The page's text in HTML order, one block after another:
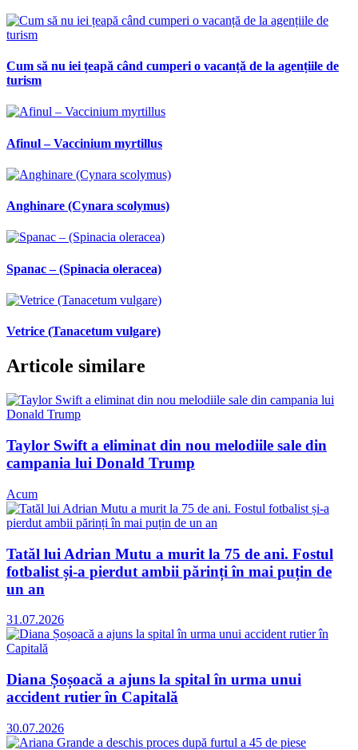
Cum să nu iei țeapă când cumperi o vacanță de la agențiile de
turism
Afinul – Vaccinium myrtillus
Anghinare (Cynara scolymus)
Spanac – (Spinacia oleracea)
Vetrice (Tanacetum vulgare)
Articole similare
Taylor Swift a eliminat din nou melodiile sale din
campania lui Donald Trump
Acum
Tatăl lui Adrian Mutu a murit la 75 de ani. Fostul
fotbalist și-a pierdut ambii părinți în mai puțin de
un an
31.07.2026
Diana Șoșoacă a ajuns la spital în urma unui
accident rutier în Capitală
30.07.2026